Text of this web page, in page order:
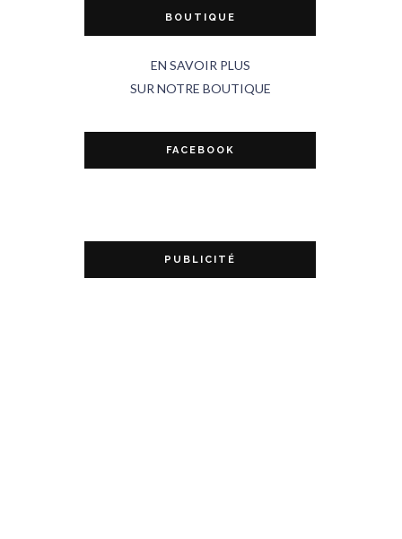
BOUTIQUE
EN SAVOIR PLUS
SUR NOTRE BOUTIQUE
FACEBOOK
PUBLICITÉ